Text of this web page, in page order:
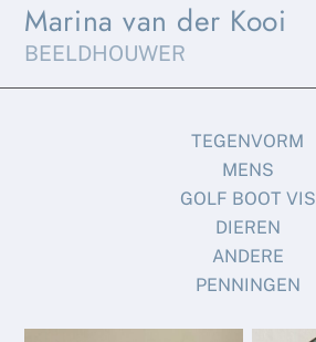
SkipMarina van der Kooi
BEELDHOUWER
TEGENVORM
MENS
GOLF BOOT VIS
DIEREN
ANDERE
PENNINGEN